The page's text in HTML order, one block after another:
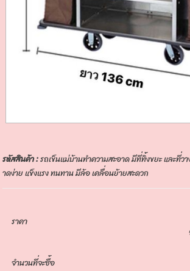
รหัสสินค้า :รถเข็นแม่บ้านทำความสะอาด มีที่ทิ้งขยะ และที่
าดง่าย แข็งแรง ทนทาน มีล้อ เคลื่อนย้ายสะดวก
ราคา
จำนวนที่จะซื้อ